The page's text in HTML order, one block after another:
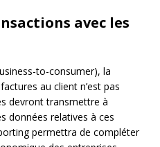
avec les
to-consumer), la
au client n’est pas
devront transmettre à
données relatives à ces
permettra de compléter